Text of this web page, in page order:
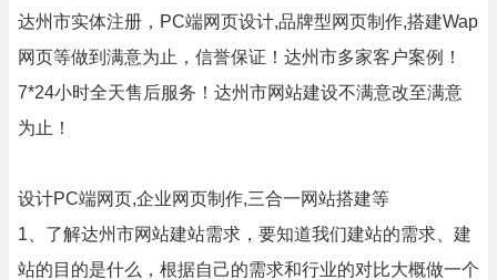
达州市实体注册，PC端网页设计,品牌型网页制作,搭建Wap
网页等做到满意为止，信誉保证！达州市多家客户案例！
7*24小时全天售后服务！达州市网站建设不满意改至满意
为止！
设计PC端网页,企业网页制作,三合一网站搭建等
1、了解达州市网站建站需求，要知道我们建站的需求、建
站的目的是什么，根据自己的需求和行业的对比大概做一个